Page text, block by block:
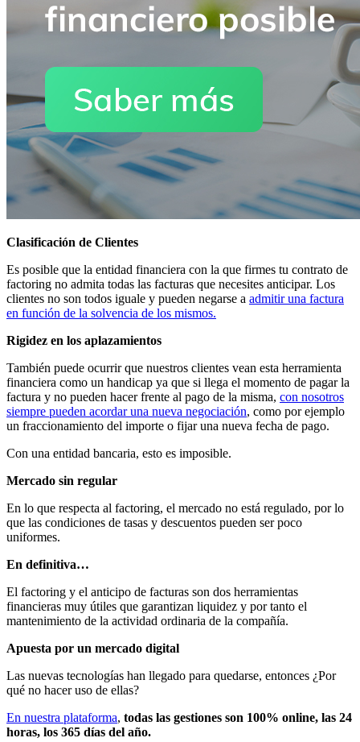
Clasificación de Clientes
Es posible que la entidad financiera con la que firmes tu contrato de
factoring no admita todas las facturas que necesites anticipar. Los
clientes no son todos iguale y pueden negarse a admitir una factura
en función de la solvencia de los mismos.
Rigidez en los aplazamientos
También puede ocurrir que nuestros clientes vean esta herramienta
financiera como un handicap ya que si llega el momento de pagar la
factura y no pueden hacer frente al pago de la misma, con nosotros
siempre pueden acordar una nueva negociación, como por ejemplo
un fraccionamiento del importe o fijar una nueva fecha de pago.
Con una entidad bancaria, esto es imposible.
Mercado sin regular
En lo que respecta al factoring, el mercado no está regulado, por lo
que las condiciones de tasas y descuentos pueden ser poco
uniformes.
En definitiva…
El factoring y el anticipo de facturas son dos herramientas
financieras muy útiles que garantizan liquidez y por tanto el
mantenimiento de la actividad ordinaria de la compañía.
Apuesta por un mercado digital
Las nuevas tecnologías han llegado para quedarse, entonces ¿Por
qué no hacer uso de ellas?
En nuestra plataforma, todas las gestiones son 100% online, las 24
horas, los 365 días del año.